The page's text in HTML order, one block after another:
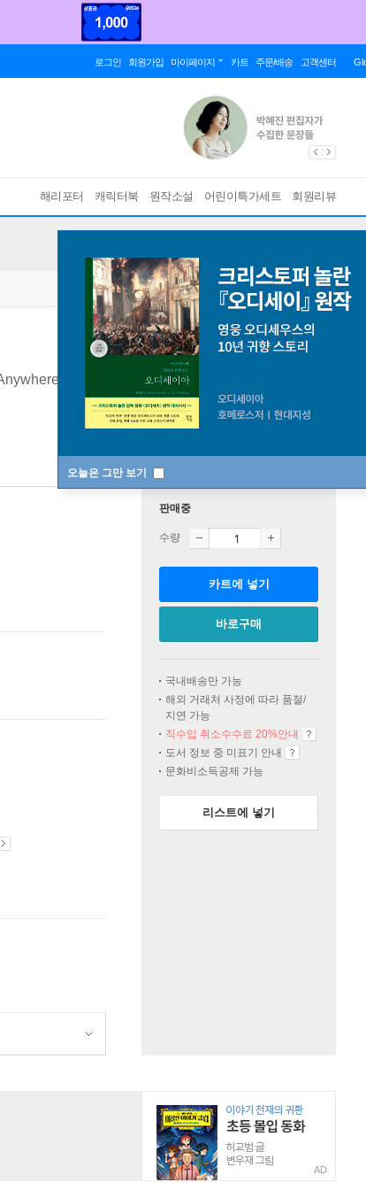
로그인 회원가입 마이페이지 카트 주문/배송 고객센터
해리포터 캐릭터북 원작소설 어린이특가세트 회원리뷰
오늘은 그만 보기
and Join the New Rich
판매중
수량
카트에 넣기
바로구매
국내배송만 가능
해외 거래처 사정에 따라 품절/
지연 가능
직수입 취소수수료 20%안내
도서 정보 중 미표기 안내
문화비소득공제 가능
리스트에 넣기
AD